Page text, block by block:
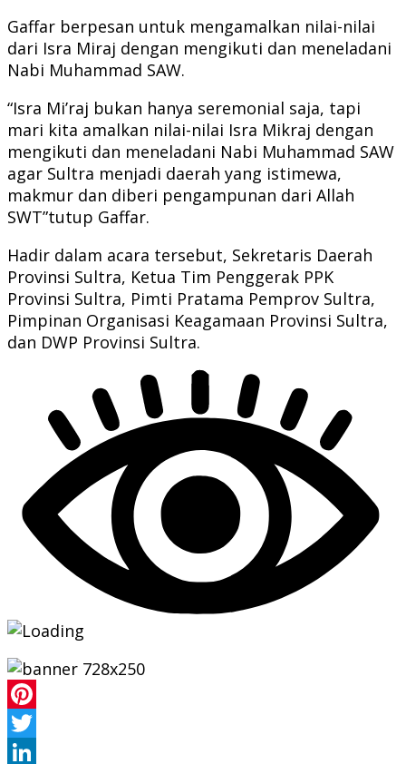
Gaffar berpesan untuk mengamalkan nilai-nilai
dari Isra Miraj dengan mengikuti dan meneladani
Nabi Muhammad SAW.
“Isra Mi’raj bukan hanya seremonial saja, tapi
mari kita amalkan nilai-nilai Isra Mikraj dengan
mengikuti dan meneladani Nabi Muhammad SAW
agar Sultra menjadi daerah yang istimewa,
makmur dan diberi pengampunan dari Allah
SWT”tutup Gaffar.
Hadir dalam acara tersebut, Sekretaris Daerah
Provinsi Sultra, Ketua Tim Penggerak PPK
Provinsi Sultra, Pimti Pratama Pemprov Sultra,
Pimpinan Organisasi Keagamaan Provinsi Sultra,
dan DWP Provinsi Sultra.
Pinterest
Twitter